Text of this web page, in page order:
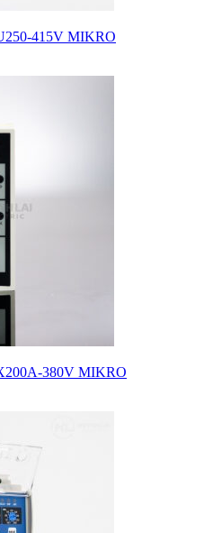
415V MIKRO
380V MIKRO